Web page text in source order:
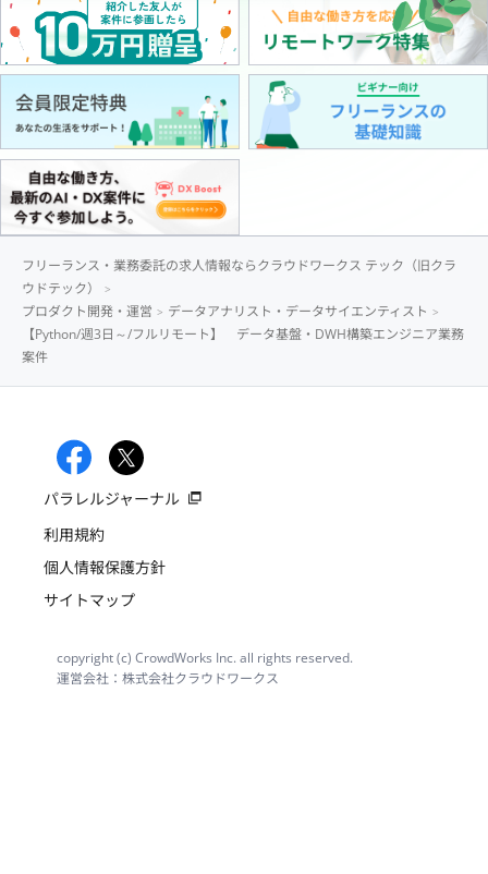
フリーランス・業務委託の求人情報ならクラウドワークス テック（旧クラ
ウドテック）
プロダクト開発・運営
データアナリスト・データサイエンティスト
【Python/週3日～/フルリモート】 データ基盤・DWH構築エンジニア業務
案件
パラレルジャーナル
利用規約
個人情報保護方針
サイトマップ
copyright (c) CrowdWorks Inc. all rights reserved.
運営会社：株式会社クラウドワークス